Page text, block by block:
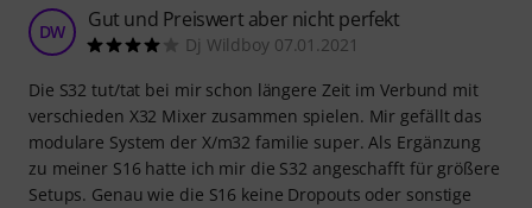
DW Gut und Preiswert aber nicht perfekt
Dj Wildboy 07.01.2021
Die S32 tut/tat bei mir schon längere Zeit im Verbund mit
verschieden X32 Mixer zusammen spielen. Mir gefällt das
modulare System der X/m32 familie super. Als Ergänzung
zu meiner S16 hatte ich mir die S32 angeschafft für größere
Setups. Genau wie die S16 keine Dropouts oder sonstige